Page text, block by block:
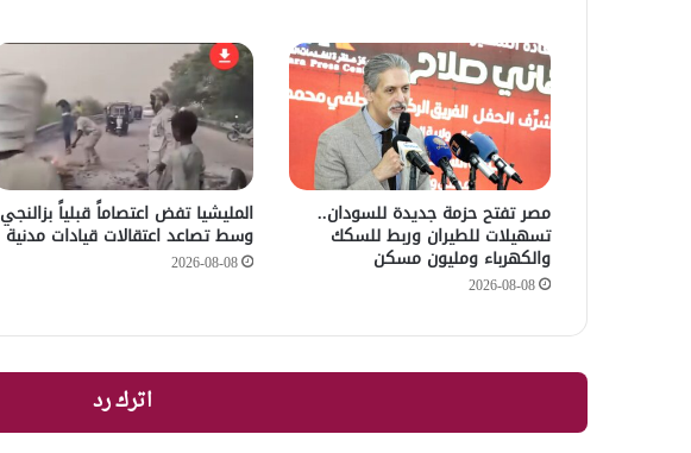
مصر تفتح حزمة جديدة للسودان..
تسهيلات للطيران وربط للسكك
والكهرباء ومليون مسكن
2026-08-08
المليشيا تفض اعتصاماً قبلياً بزالنجي
وسط تصاعد اعتقالات قيادات مدنية
2026-08-08
اترك رد